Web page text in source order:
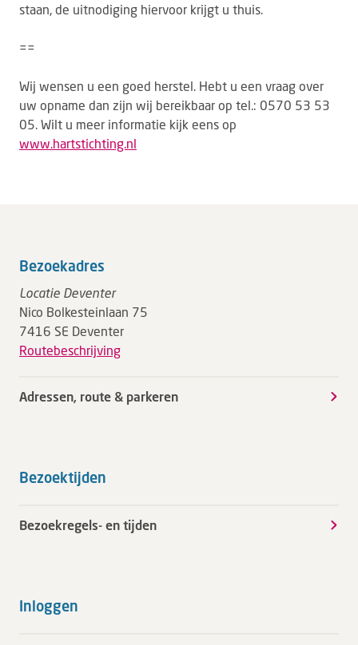
staan, de uitnodiging hiervoor krijgt u thuis.
==
Wij wensen u een goed herstel. Hebt u een vraag over
uw opname dan zijn wij bereikbaar op tel.: 0570 53 53
05. Wilt u meer informatie kijk eens op
www.hartstichting.nl
Bezoekadres
Locatie Deventer
Nico Bolkesteinlaan 75
7416 SE Deventer
Routebeschrijving
Adressen, route & parkeren
Bezoektijden
Bezoekregels- en tijden
Inloggen